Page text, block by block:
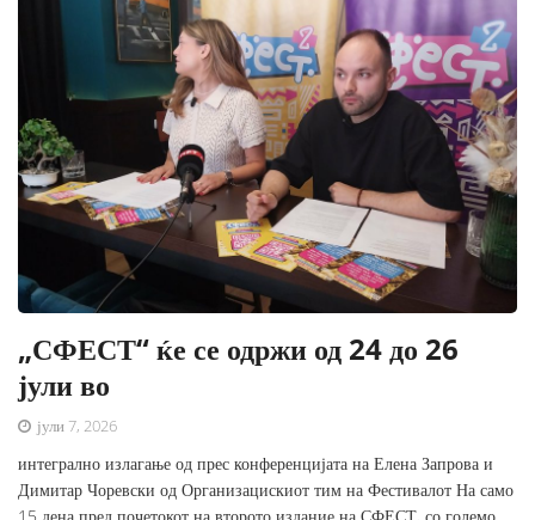
„СФЕСТ“ ќе се одржи од 24 до 26
јули во
јули 7, 2026
интегрално излагање од прес конференцијата на Елена Запрова и
Димитар Чоревски од Организацискиот тим на Фестивалот На само